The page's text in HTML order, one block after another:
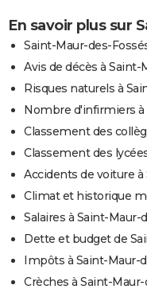
En savoir plus sur
Saint-Maur-des-
Avis de décès à Saint-
Risques naturels à
Nombre d'infirmiers à
Classement des
Classement des
Accidents de voiture
Climat et historique
Salaires à Saint-Maur-
Dette et budget de
Impôts à Saint-Maur-
Crèches à Saint-